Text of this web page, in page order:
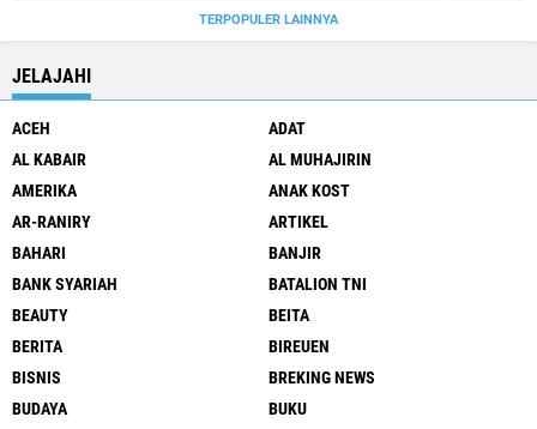
TERPOPULER LAINNYA
JELAJAHI
ACEH
ADAT
AL KABAIR
AL MUHAJIRIN
AMERIKA
ANAK KOST
AR-RANIRY
ARTIKEL
BAHARI
BANJIR
BANK SYARIAH
BATALION TNI
BEAUTY
BEITA
BERITA
BIREUEN
BISNIS
BREKING NEWS
BUDAYA
BUKU